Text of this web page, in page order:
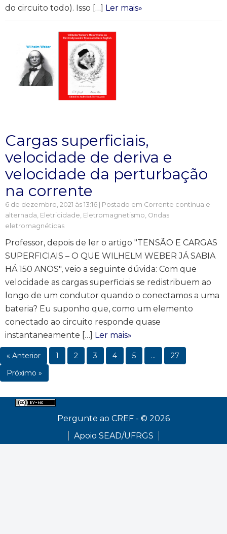
do circuito todo). Isso […] Ler mais»
Cargas superficiais,
velocidade de deriva e
velocidade da perturbação
na corrente
6 de dezembro, 2021 às 13:16 | Postado em Corrente contínua e
alternada, Eletricidade, Eletromagnetismo, Ondas
eletromagnéticas
Professor, depois de ler o artigo "TENSÃO E CARGAS
SUPERFICIAIS – O QUE WILHELM WEBER JÁ SABIA
HÁ 150 ANOS", veio a seguinte dúvida: Com que
velocidade as cargas superficiais se redistribuem ao
longo de um condutor quando o conectamos a uma
bateria? Eu suponho que, como um elemento
conectado ao circuito responde quase
instantaneamente […] Ler mais»
« Anterior 1 2 3 4 5 …
27
Próximo »
Pergunte ao CREF - © 2026
Apoio SEAD/UFRGS